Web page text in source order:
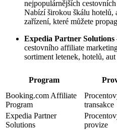
nejpopulárnějších
Nabízí širokou škálu hotelů,
zařízení, které můžete
Expedia Partner Solutions
cestovního affiliate
sortiment letenek, hotelů,
Program
Booking.com Affiliate
Program
transakce
Expedia Partner
Solutions
provize